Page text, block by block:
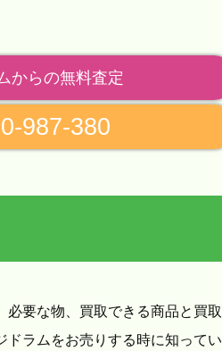
からの無料査定
987-380
要な物、買取できる商品と買取
ドラムをお売りする時に知ってい